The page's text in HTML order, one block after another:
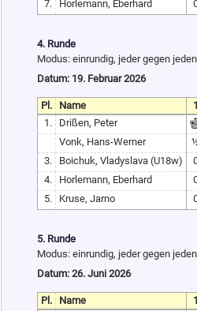
7.
Horlemann, Eberhard
4. Runde
Modus: einrundig, jeder gegen
Datum: 19. Februar 2026
Pl. Name
1.
Drißen, Peter
Vonk, Hans-Werner
3.
Boichuk, Vladyslava (U18w)
4.
Horlemann, Eberhard
5.
Kruse, Jarno
5. Runde
Modus: einrundig, jeder gegen
Datum: 26. Juni 2026
Pl. Name